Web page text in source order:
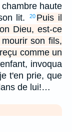
haute
lit.
20 Puis il
Dieu, est-ce
son fils,
comme un
invoqua
t'en prie, que
de lui!…